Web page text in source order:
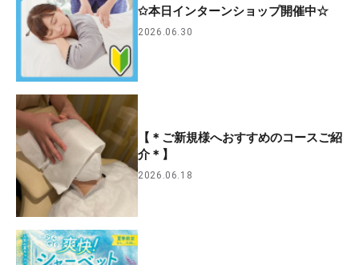
✩本日インターンショップ開催中☆
2026.06.30
【＊ご新規様へおすすめのコースご紹
介＊】
2026.06.18